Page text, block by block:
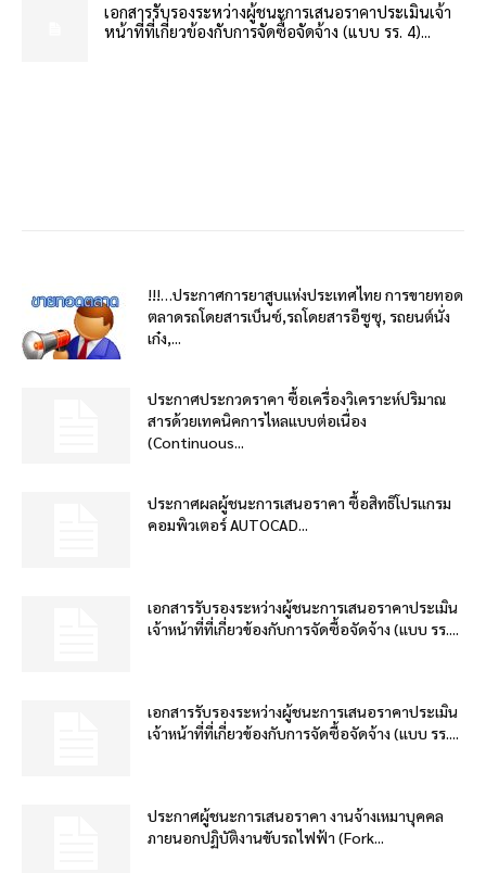
เอกสารรับรองระหว่างผู้ชนะการเสนอราคาประเมินเจ้า
หน้าที่ที่เกี่ยวข้องกับการจัดซื้อจัดจ้าง (แบบ รร. 4)...
!!!…ประกาศการยาสูบแห่งประเทศไทย การขายทอด
ตลาดรถโดยสารเบ็นซ์,รถโดยสารอีซูซุ, รถยนต์นั่ง
เก๋ง,...
ประกาศประกวดราคา ซื้อเครื่องวิเคราะห์ปริมาณ
สารด้วยเทคนิคการไหลแบบต่อเนื่อง
(Continuous...
ประกาศผลผู้ชนะการเสนอราคา ซื้อสิทธิโปรแกรม
คอมพิวเตอร์ AUTOCAD...
เอกสารรับรองระหว่างผู้ชนะการเสนอราคาประเมิน
เจ้าหน้าที่ที่เกี่ยวข้องกับการจัดซื้อจัดจ้าง (แบบ รร....
เอกสารรับรองระหว่างผู้ชนะการเสนอราคาประเมิน
เจ้าหน้าที่ที่เกี่ยวข้องกับการจัดซื้อจัดจ้าง (แบบ รร....
ประกาศผู้ชนะการเสนอราคา งานจ้างเหมาบุคคล
ภายนอกปฏิบัติงานขับรถไฟฟ้า (Fork...